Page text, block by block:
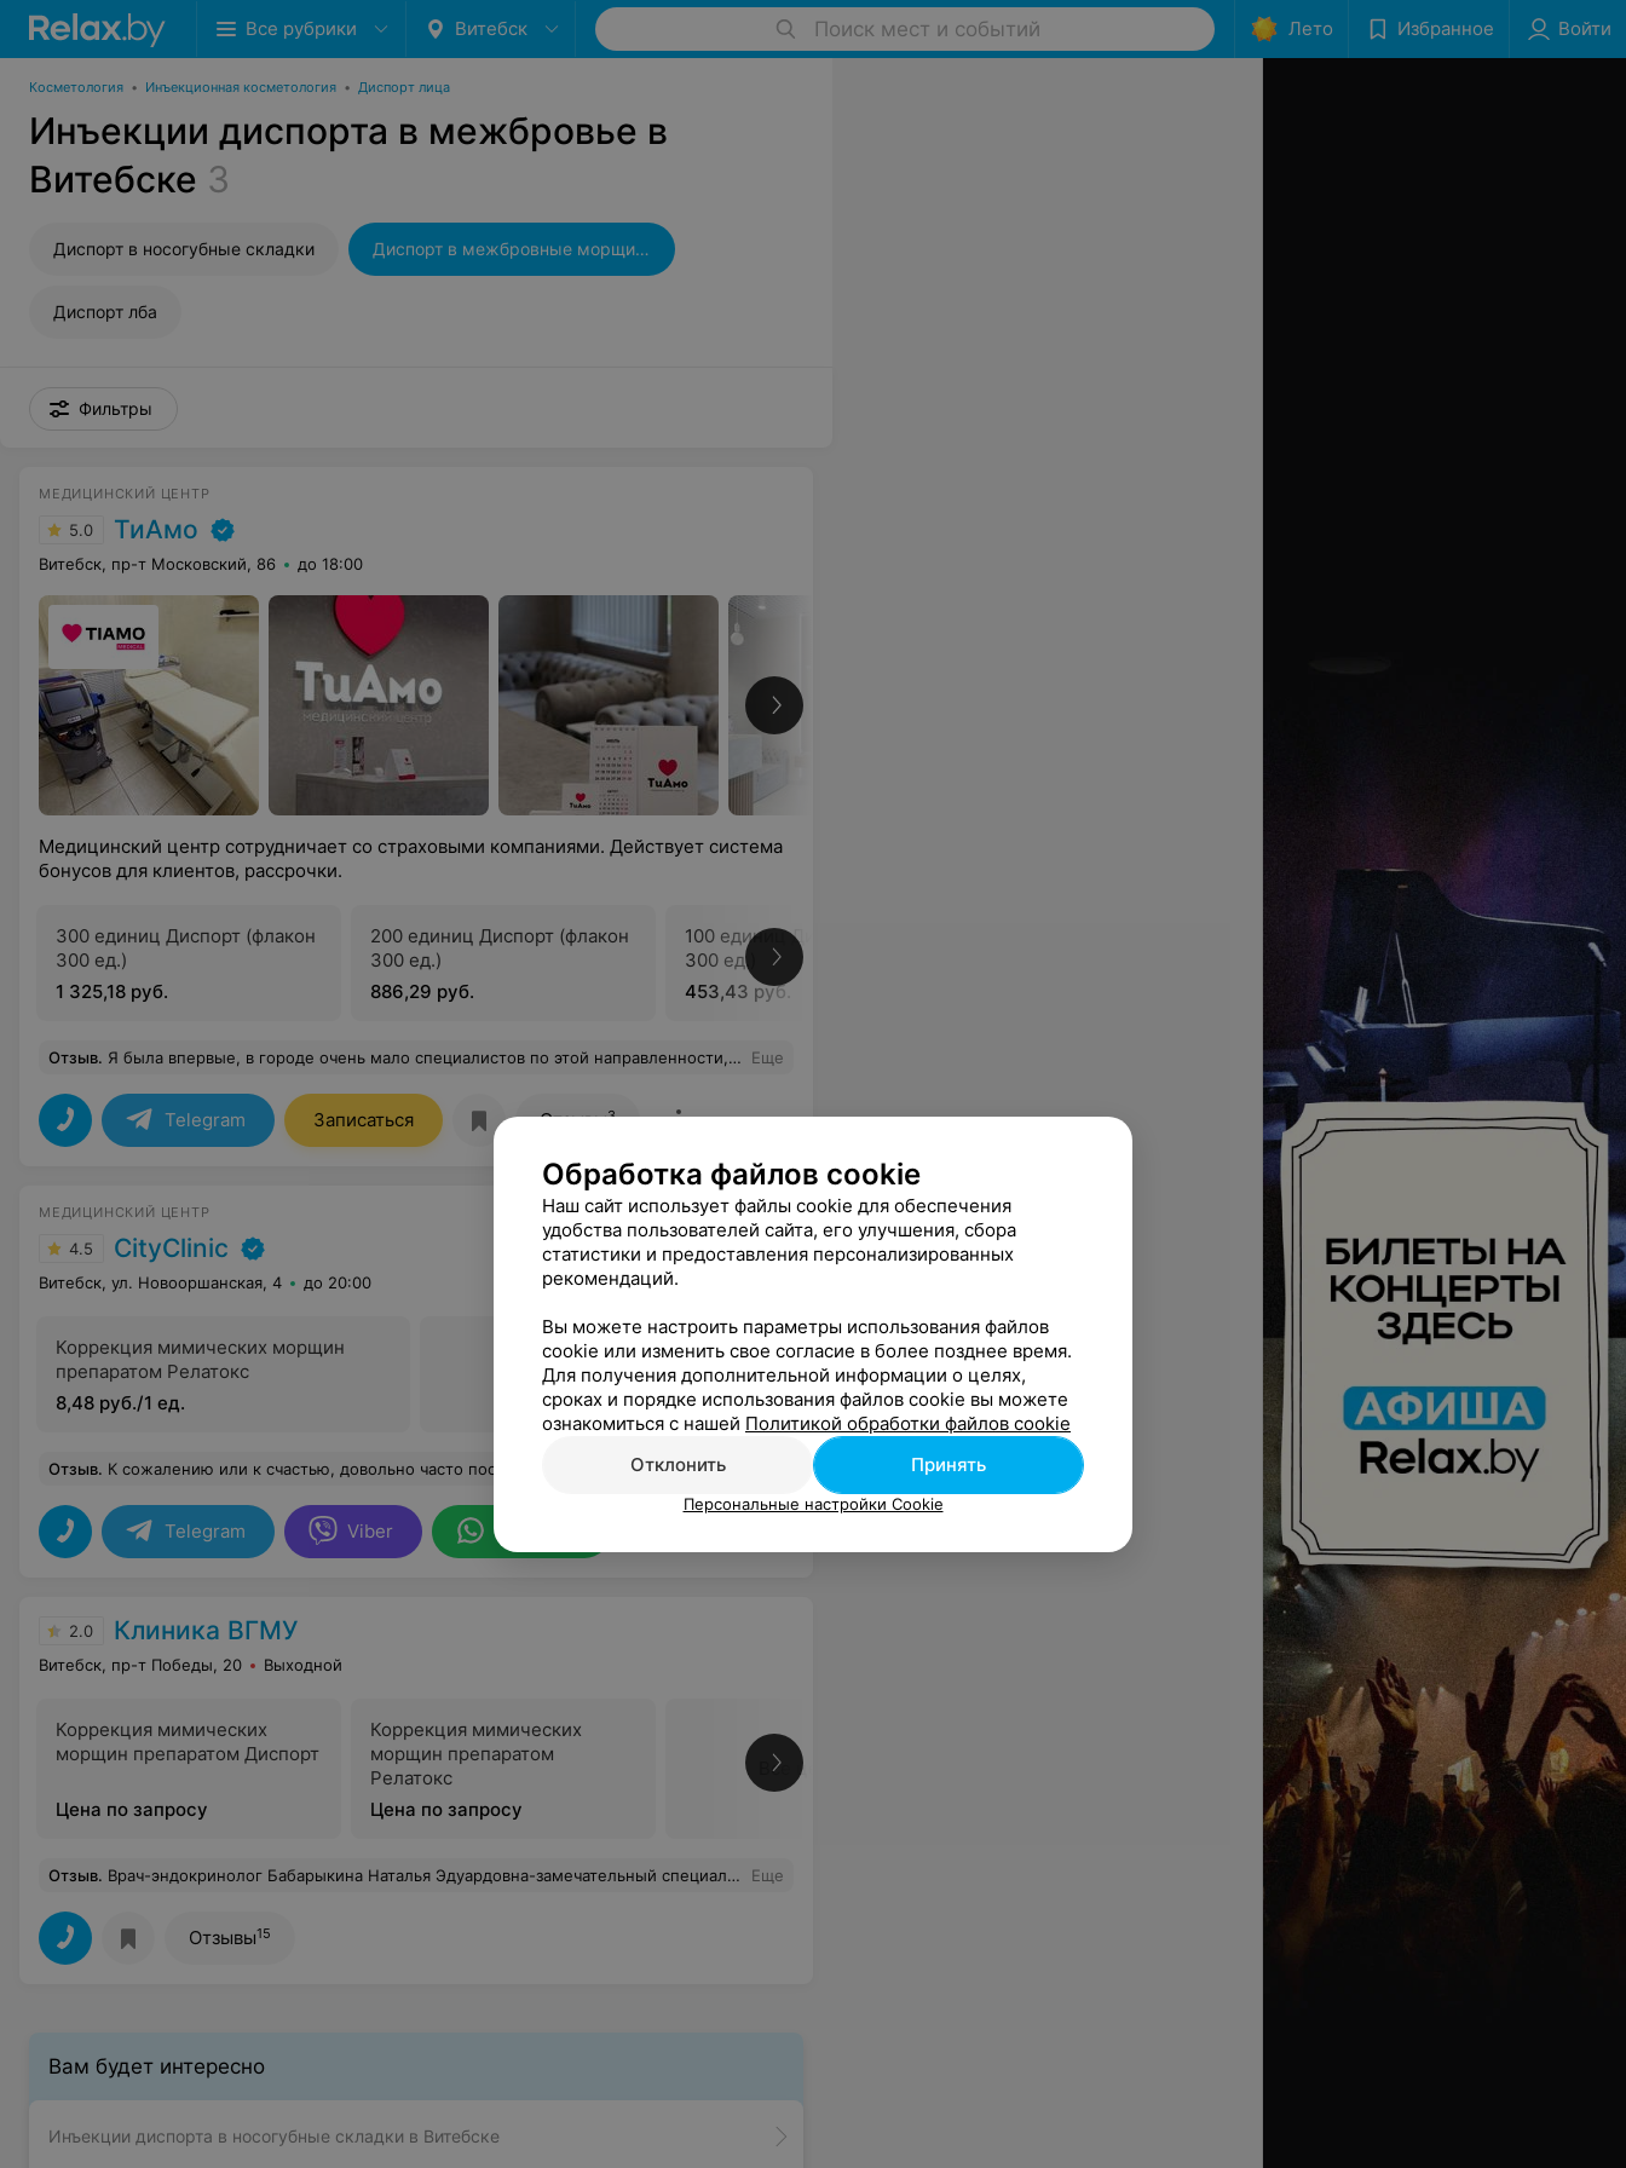
Все рубрики Витебск Поиск мест и событий Лето Избранное Войти
Косметология • Инъекционная косметология • Диспорт лица
Инъекции диспорта в межбровье в
Витебске 3
Диспорт в носогубные складки Диспорт в межбровные морщины
Диспорт лба
Фильтры
МЕДИЦИНСКИЙ ЦЕНТР
5.0 ТиАмо
Витебск, пр-т Московский, 86 до 18:00
Медицинский центр сотрудничает со страховыми компаниями. Действует система
бонусов для клиентов, рассрочки.
300 единиц Диспорт (флакон
300 ед.)
1 325,18 руб.
200 единиц Диспорт (флакон
300 ед.)
886,29 руб.
100 единиц Диспорт (флакон
300 ед.)
453,43 руб.
200 единиц Диспорт (флакон
863,39 руб.
Отзыв. Я была впервые, в городе очень мало специалистов по этой направленности, поэтому выбирать долго не пришлось. Попала к Никольской Ольге Михайловне. Хорошая девушка, все мне рассказала подробно на консультации, дала некоторые рекомендации. Еще
Telegram Записаться Отзывы3
МЕДИЦИНСКИЙ ЦЕНТР
4.5 CityClinic
Витебск, ул. Новооршанская, 4 до 20:00
Коррекция мимических морщин
препаратом Релатокс
8,48 руб./1 ед.
Все цены
Отзыв. К сожалению или к счастью, довольно часто посещаю медицинский центр. По врачам - вопросов нет, профи. Особенно, хочется выразить благодарность врачу-педиатру Вере Мефодиевне! Специалист с огромным опытом, внимательная, назначила адекватное лечение
Telegram Viber WhatsApp
2.0 Клиника ВГМУ
Витебск, пр-т Победы, 20 Выходной
Коррекция мимических
морщин препаратом Диспорт
Цена по запросу
Коррекция мимических
морщин препаратом
Релатокс
Цена по запросу
Все цены
Отзыв. Врач-эндокринолог Бабарыкина Наталья Эдуардовна-замечательный специалист.Внимательный к вашим проблемам, высококвалифицированный.Рекомендую.В наше время редкость попасть к врачу,который знает,что такое этика медицинского работника. Еще
Отзывы15
Вам будет интересно
Инъекции диспорта в носогубные складки в Витебске
Обработка файлов cookie
Наш сайт использует файлы cookie для обеспечения
удобства пользователей сайта, его улучшения, сбора
статистики и предоставления персонализированных
рекомендаций.
Вы можете настроить параметры использования файлов
cookie или изменить свое согласие в более позднее время.
Для получения дополнительной информации о целях,
сроках и порядке использования файлов cookie вы можете
ознакомиться с нашей Политикой обработки файлов cookie
Отклонить
Принять
Персональные настройки Cookie